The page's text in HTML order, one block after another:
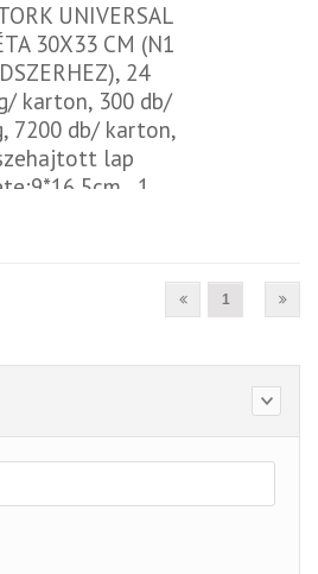
UNIVERSAL
30X33 CM (N1
24
karton, 300 db/
7200 db/ karton,
lap
, 1
1